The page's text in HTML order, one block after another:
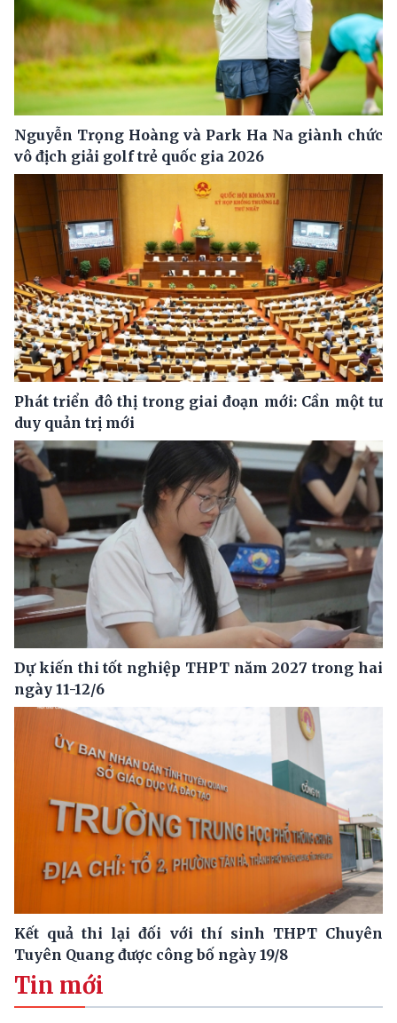
Nguyễn Trọng Hoàng và Park Ha Na giành chức
vô địch giải golf trẻ quốc gia 2026
Phát triển đô thị trong giai đoạn mới: Cần một tư
duy quản trị mới
Dự kiến thi tốt nghiệp THPT năm 2027 trong hai
ngày 11-12/6
Kết quả thi lại đối với thí sinh THPT Chuyên
Tuyên Quang được công bố ngày 19/8
Tin mới